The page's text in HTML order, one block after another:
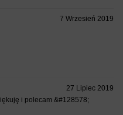
7 Wrzesień 2019
27 Lipiec 2019
i polecam &#128578;